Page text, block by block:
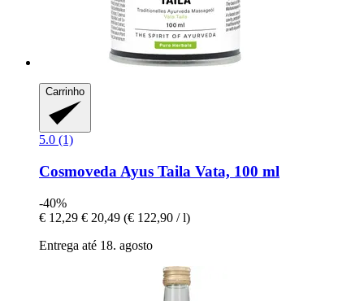
Carrinho
5.0 (1)
Cosmoveda Ayus Taila Vata, 100 ml
-40%
€ 12,29 € 20,49 (€ 122,90 / l)
Entrega até 18. agosto